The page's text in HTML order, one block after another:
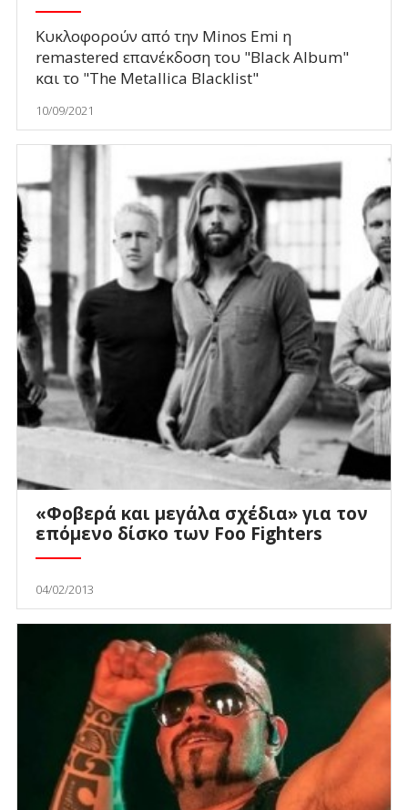
Κυκλοφορούν από την Minos Emi η
remastered επανέκδοση του "Black Album"
και το "The Metallica Blacklist"
10/09/2021
«Φοβερά και μεγάλα σχέδια» για τον
επόμενο δίσκο των Foo Fighters
04/02/2013